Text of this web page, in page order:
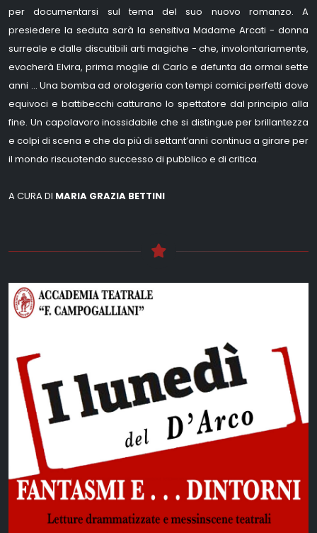
per documentarsi sul tema del suo nuovo romanzo. A
presiedere la seduta sarà la sensitiva Madame Arcati - donna
surreale e dalle discutibili arti magiche - che, involontariamente,
evocherà Elvira, prima moglie di Carlo e defunta da ormai sette
anni … Una bomba ad orologeria con tempi comici perfetti dove
equivoci e battibecchi catturano lo spettatore dal principio alla
fine. Un capolavoro inossidabile che si distingue per brillantezza
e colpi di scena e che da più di settant’anni continua a girare per
il mondo riscuotendo successo di pubblico e di critica.
A CURA DI MARIA GRAZIA BETTINI